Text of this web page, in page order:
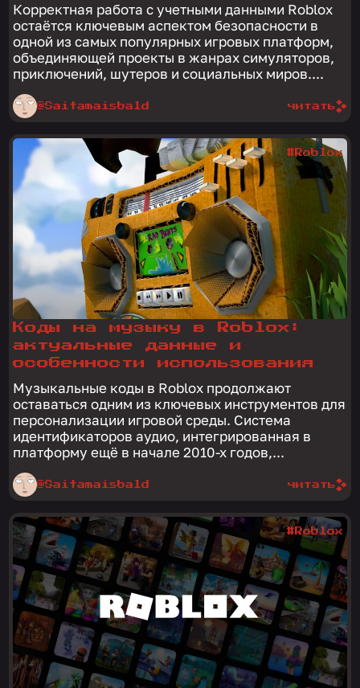
Корректная работа с учетными данными Roblox
остаётся ключевым аспектом безопасности в
одной из самых популярных игровых платформ,
объединяющей проекты в жанрах симуляторов,
приключений, шутеров и социальных миров....
@Saitamaisbald читать
Коды на музыку в Roblox:
актуальные данные и
особенности использования
Музыкальные коды в Roblox продолжают
оставаться одним из ключевых инструментов для
персонализации игровой среды. Система
идентификаторов аудио, интегрированная в
платформу ещё в начале 2010-х годов,...
@Saitamaisbald
#Roblox
читать
#Roblox